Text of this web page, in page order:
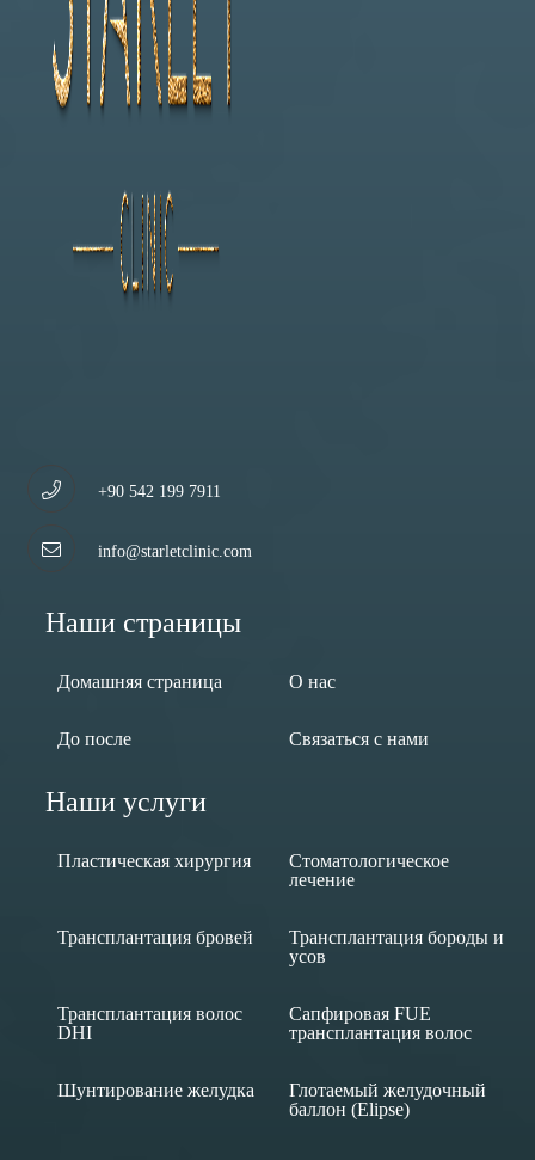
+90 542 199 7911
info@starletclinic.com
Наши страницы
Домашняя страница О нас
До после Связаться с нами
Наши услуги
Пластическая хирургия
Стоматологическое
лечение
Трансплантация бровей
Трансплантация бороды и
усов
Трансплантация волос
DHI
Сапфировая FUE
трансплантация волос
Шунтирование желудка
Глотаемый желудочный
баллон (Elipse)